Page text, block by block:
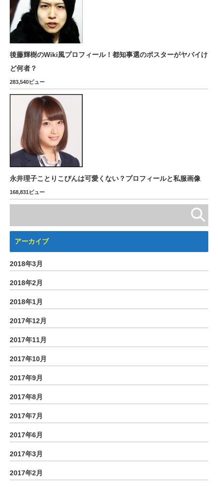
後藤輝樹のWiki風プロフィール！都知事選のポスターがヤバイけ
ど何者？
283,540ビュー
永井理子ことりこぴんは可愛くない？プロフィールと私服画像
168,831ビュー
アーカイブ
2018年3月
2018年2月
2018年1月
2017年12月
2017年11月
2017年10月
2017年9月
2017年8月
2017年7月
2017年6月
2017年3月
2017年2月